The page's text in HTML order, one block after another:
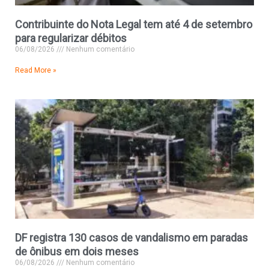
Contribuinte do Nota Legal tem até 4 de setembro
para regularizar débitos
06/08/2026 Nenhum comentário
Read More »
DF registra 130 casos de vandalismo em paradas
de ônibus em dois meses
06/08/2026 Nenhum comentário